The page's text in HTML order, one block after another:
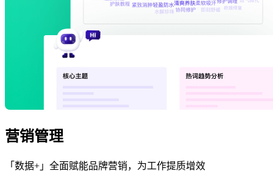
营销管理
「数据+」全面赋能品牌营销，为工作提质增效